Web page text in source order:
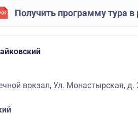
Получить программу тура в
вокзал, Ул. Монастырская, д.